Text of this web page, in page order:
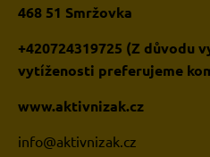
468 51 Smržovka
+420724319725 (Z důvodu
vytíženosti preferujeme
www.aktivnizak.cz
info@aktivnizak.cz